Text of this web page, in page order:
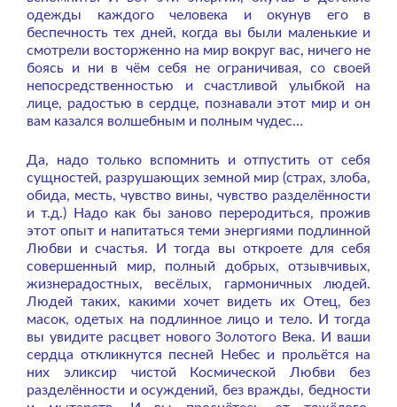
одежды каждого человека и окунув его в
беспечность тех дней, когда вы были маленькие и
смотрели восторженно на мир вокруг вас, ничего не
боясь и ни в чём себя не ограничивая, со своей
непосредственностью и счастливой улыбкой на
лице, радостью в сердце, познавали этот мир и он
вам казался волшебным и полным чудес…
Да, надо только вспомнить и отпустить от себя
сущностей, разрушающих земной мир (страх, злоба,
обида, месть, чувство вины, чувство разделённости
и т.д.) Надо как бы заново переродиться, прожив
этот опыт и напитаться теми энергиями подлинной
Любви и счастья. И тогда вы откроете для себя
совершенный мир, полный добрых, отзывчивых,
жизнерадостных, весёлых, гармоничных людей.
Людей таких, какими хочет видеть их Отец, без
масок, одетых на подлинное лицо и тело. И тогда
вы увидите расцвет нового Золотого Века. И ваши
сердца откликнутся песней Небес и прольётся на
них эликсир чистой Космической Любви без
разделённости и осуждений, без вражды, бедности